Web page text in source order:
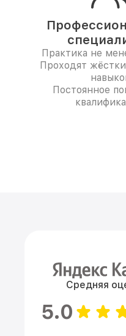
Практика не
Проходят
Постоянное
Средняя
5.0